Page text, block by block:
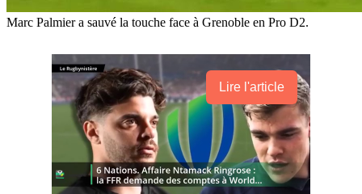
Marc Palmier a sauvé la touche face à Grenoble en Pro D2.
Lire l'article